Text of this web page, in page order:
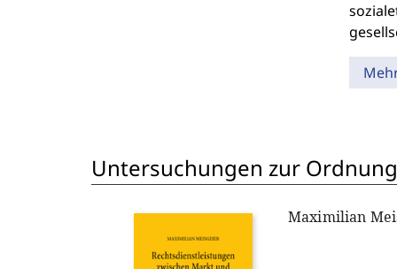
Untersuchungen zur
Maximilian